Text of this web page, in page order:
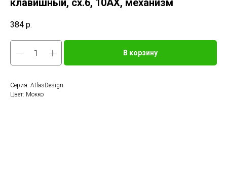
клавишный, сх.6, 10АХ, механизм
384 р.
В корзину
Серия: AtlasDesign
Цвет: Мокко